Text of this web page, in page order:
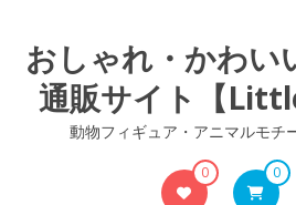
おしゃれ・かわい
通販サイト【
動物フィギュア・アニマルモチ
0 0